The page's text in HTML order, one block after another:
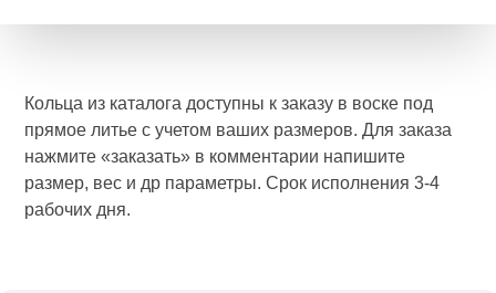
Кольца из каталога доступны к заказу в воске под
прямое литье с учетом ваших размеров. Для заказа
нажмите «заказать» в комментарии напишите
размер, вес и др параметры. Срок исполнения 3-4
рабочих дня.